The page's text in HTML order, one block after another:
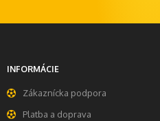
INFORMÁCIE
Zákaznícka podpora
Platba a doprava